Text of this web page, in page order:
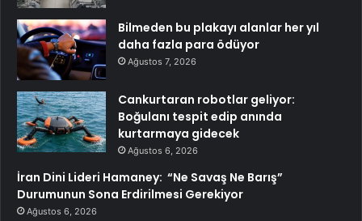
Bilmeden bu plakayı alanlar her yıl
daha fazla para ödüyor
Ağustos 7, 2026
Cankurtaran robotlar geliyor:
Boğulanı tespit edip anında
kurtarmaya gidecek
Ağustos 6, 2026
İran Dini Lideri Hamaney: “Ne Savaş Ne Barış”
Durumunun Sona Erdirilmesi Gerekiyor
Ağustos 6, 2026